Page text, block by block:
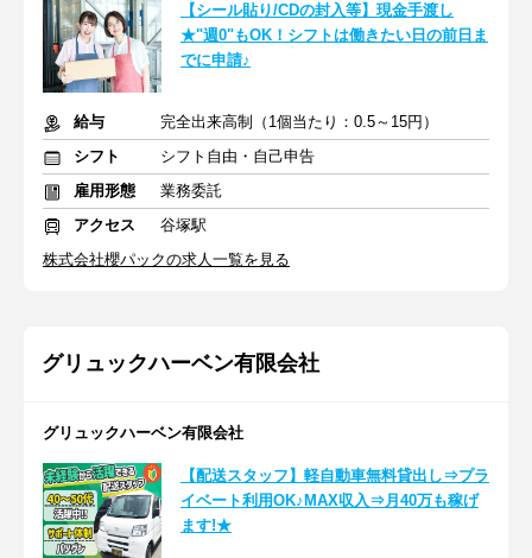
【シール貼り/CDの封入等】現金手渡し
★"週0"もOK！シフトは働きたい日の前日ま
でに申請♪
給与
完全出来高制（1個当たり：0.5～15円）
シフト
シフト自由・自己申告
雇用形態
業務委託
アクセス
谷塚駅
株式会社櫻パックの求人一覧を見る
グリュックハーベン有限会社
グリュックハーベン有限会社
【配送スタッフ】軽自動車無料貸出し⇒プラ
イベート利用OK♪MAX収入⇒月40万も稼げ
ます!★